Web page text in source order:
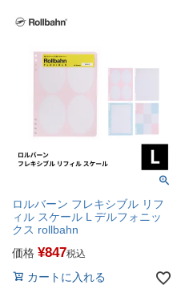
ロルバーン フレキシブル リフ
ィル スケール L デルフォニッ
クス rollbahn
価格 ¥847税込
カートに入れる